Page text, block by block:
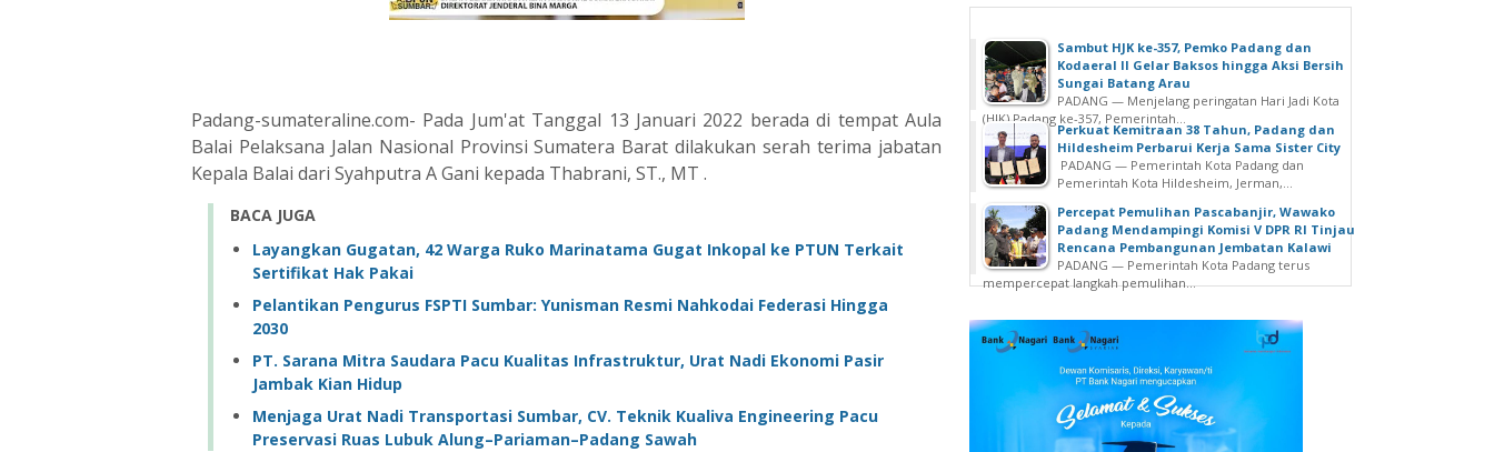
Padang-sumateraline.com- Pada Jum'at Tanggal 13 Januari 2022 berada di tempat Aula
Balai Pelaksana Jalan Nasional Provinsi Sumatera Barat dilakukan serah terima jabatan
Kepala Balai dari Syahputra A Gani kepada Thabrani, ST., MT .
BACA JUGA
Layangkan Gugatan, 42 Warga Ruko Marinatama Gugat Inkopal ke PTUN Terkait
Sertifikat Hak Pakai
Pelantikan Pengurus FSPTI Sumbar: Yunisman Resmi Nahkodai Federasi Hingga
2030
PT. Sarana Mitra Saudara Pacu Kualitas Infrastruktur, Urat Nadi Ekonomi Pasir
Jambak Kian Hidup
Menjaga Urat Nadi Transportasi Sumbar, CV. Teknik Kualiva Engineering Pacu
Preservasi Ruas Lubuk Alung–Pariaman–Padang Sawah
Sambut HJK ke-357, Pemko Padang dan
Kodaeral II Gelar Baksos hingga Aksi Bersih
Sungai Batang Arau
PADANG — Menjelang peringatan Hari Jadi Kota
(HJK) Padang ke-357, Pemerintah...
Perkuat Kemitraan 38 Tahun, Padang dan
Hildesheim Perbarui Kerja Sama Sister City
PADANG — Pemerintah Kota Padang dan
Pemerintah Kota Hildesheim, Jerman,...
Percepat Pemulihan Pascabanjir, Wawako
Padang Mendampingi Komisi V DPR RI Tinjau
Rencana Pembangunan Jembatan Kalawi
PADANG — Pemerintah Kota Padang terus
mempercepat langkah pemulihan...